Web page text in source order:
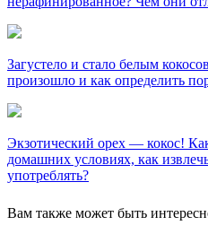
Загустело и стало белым
произошло и как определить
Экзотический орех — кокос!
домашних условиях, как
употреблять?
Вам также может быть